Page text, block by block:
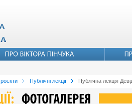
Публічні лекції Публічна лекція